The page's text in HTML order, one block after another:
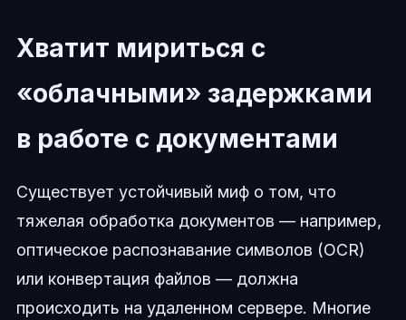
Хватит мириться с
«облачными» задержками
в работе с документами
Существует устойчивый миф о том, что
тяжелая обработка документов — например,
оптическое распознавание символов (OCR)
или конвертация файлов — должна
происходить на удаленном сервере. Многие